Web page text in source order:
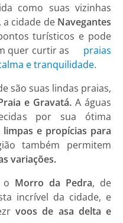
como suas vizinhas
, a cidade de Navegantes
turísticos e pode
quer curtir as
praias
e tranquilidade.
são suas lindas praias,
e Gravatá. A águas
por sua ótima
e propícias para
também permitem
variações.
o Morro da Pedra, de
incrível da cidade, e
voos de asa delta e